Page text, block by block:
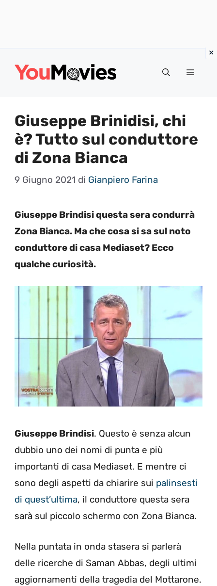
Menu
Giuseppe Brinidisi, chi
è? Tutto sul conduttore
di Zona Bianca
9 Giugno 2021 di Gianpiero Farina
Giuseppe Brindisi questa sera condurrà
Zona Bianca. Ma che cosa si sa sul noto
conduttore di casa Mediaset? Ecco
qualche curiosità.
Giuseppe Brindisi. Questo è senza alcun
dubbio uno dei nomi di punta e più
importanti di casa Mediaset. E mentre ci
sono degli aspetti da chiarire sui palinsesti
di quest’ultima, il conduttore questa sera
sarà sul piccolo schermo con Zona Bianca.
Nella puntata in onda stasera si parlerà
delle ricerche di Saman Abbas, degli ultimi
aggiornamenti della tragedia del Mottarone.